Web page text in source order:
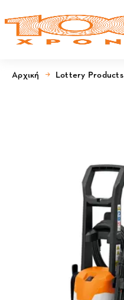
Αρχική Lottery Products